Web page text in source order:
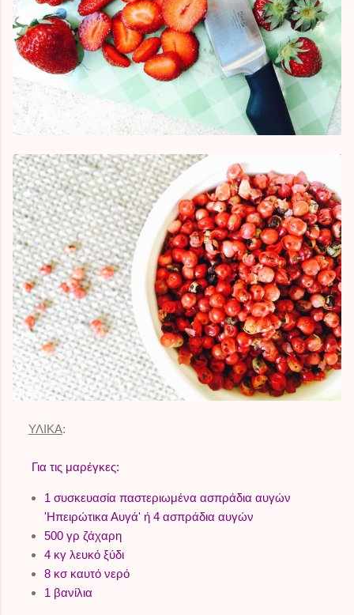
ΥΛΙΚΑ:
Για τις μαρέγκες:
1 συσκευασία παστεριωμένα ασπράδια αυγών
'Ηπειρώτικα Αυγά' ή 4 ασπράδια αυγών
500 γρ ζάχαρη
4 κγ λευκό ξύδι
8 κσ καυτό νερό
1 βανίλια